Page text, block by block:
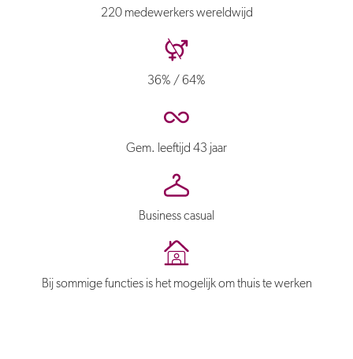
220 medewerkers wereldwijd
36% / 64%
Gem. leeftijd 43 jaar
Business casual
Bij sommige functies is het mogelijk om thuis te werken